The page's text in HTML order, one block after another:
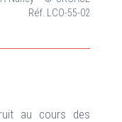
Réf. LCO-55-02
au cours des